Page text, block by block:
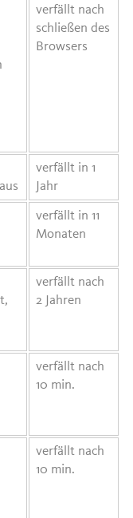
verfällt nach
schließen des
Browsers
verfällt in 1
Jahr
verfällt in 11
Monaten
verfällt nach
2 Jahren
verfällt nach
10 min.
verfällt nach
10 min.